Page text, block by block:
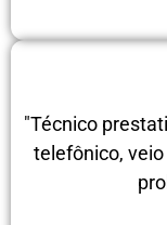
"Técnico
telefônico,